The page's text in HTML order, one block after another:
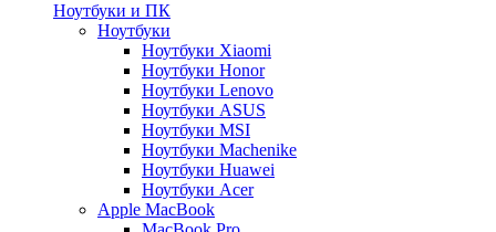
Ноутбуки и ПК
Ноутбуки
Ноутбуки Xiaomi
Ноутбуки Honor
Ноутбуки Lenovo
Ноутбуки ASUS
Ноутбуки MSI
Ноутбуки Machenike
Ноутбуки Huawei
Ноутбуки Acer
Apple MacBook